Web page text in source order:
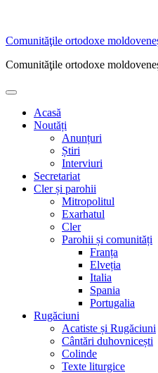
Sari
conținut
Comunităţile ortodoxe
Comunităţile ortodoxe
Meniu
principalAcasă
Noutăți
Anunțuri
Știri
Interviuri
Secretariat
Cler și parohii
Mitropolitul
Exarhatul
Cler
Parohii și comunități
Franța
Elveția
Italia
Spania
Portugalia
Rugăciuni
Acatiste și Rugăciuni
Cântări duhovnicești
Colinde
Texte liturgice